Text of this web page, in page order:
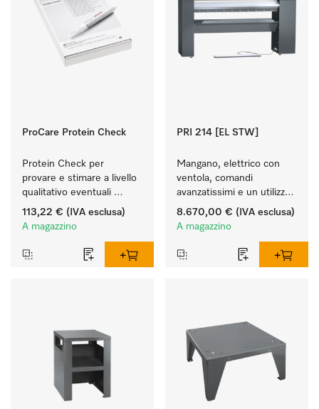
ProCare Protein Check
Protein Check per
provare e stimare a livello
qualitativo eventuali
residui proteici.
113,22 € (IVA esclusa)
A magazzino
PRI 214 [EL STW]
Mangano, elettrico con
ventola, comandi
avanzatissimi e un utilizzo
flessibile.
8.670,00 € (IVA esclusa)
A magazzino